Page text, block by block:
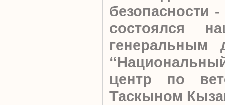
безопасности
состоялся
генеральным
центр по
Таскыном